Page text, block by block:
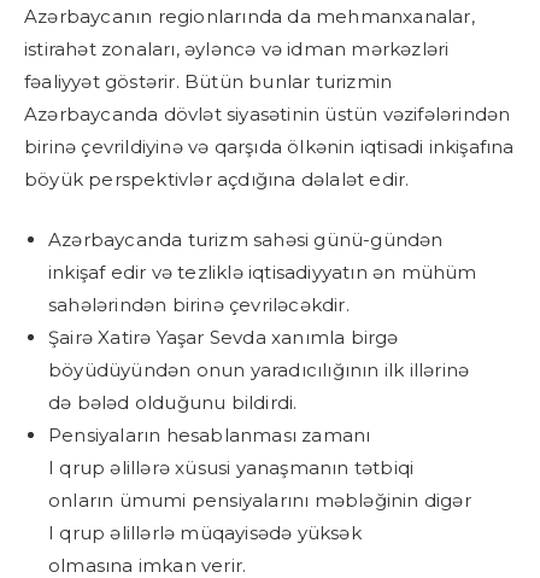
Azərbaycanın regionlarında da mehmanxanalar,
istirahət zonaları, əyləncə və idman mərkəzləri
fəaliyyət göstərir. Bütün bunlar turizmin
Azərbaycanda dövlət siyasətinin üstün vəzifələrindən
birinə çevrildiyinə və qarşıda ölkənin iqtisadi inkişafına
böyük perspektivlər açdığına dəlalət edir.
Azərbaycanda turizm sahəsi günü-gündən
inkişaf edir və tezliklə iqtisadiyyatın ən mühüm
sahələrindən birinə çevriləcəkdir.
Şairə Xatirə Yaşar Sevda xanımla birgə
böyüdüyündən onun yaradıcılığının ilk illərinə
də bələd olduğunu bildirdi.
Pensiyaların hesablanması zamanı
I qrup əlillərə xüsusi yanaşmanın tətbiqi
onların ümumi pensiyalarını məbləğinin digər
I qrup əlillərlə müqayisədə yüksək
olmasına imkan verir.